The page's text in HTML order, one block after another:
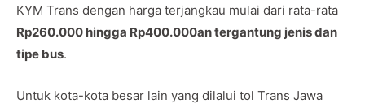
KYM Trans dengan harga terjangkau mulai dari rata-rata
Rp260.000 hingga Rp400.000an tergantung jenis dan
tipe bus.
Untuk kota-kota besar lain yang dilalui tol Trans Jawa